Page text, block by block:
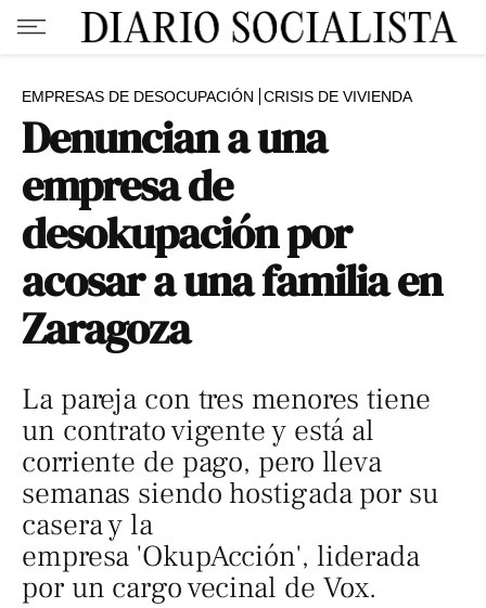
EMPRESAS DE DESOCUPACIÓN CRISIS DE VIVIENDA
Denuncian a una
empresa de
desokupación por
acosar a una familia en
Zaragoza
La pareja con tres menores tiene
un contrato vigente y está al
corriente de pago, pero lleva
semanas siendo hostigada por su
casera y la
empresa 'OkupAcción', liderada
por un cargo vecinal de Vox.